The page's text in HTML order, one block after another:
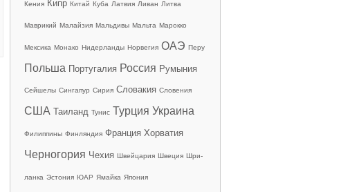
Кения Кипр Китай Куба Латвия Ливан Литва
Маврикий Малайзия Мальдивы Мальта Марокко
Мексика Монако Нидерланды Норвегия ОАЭ Перу
Польша Португалия Россия Румыния
Сейшелы Сингапур Сирия Словакия Словения
США Таиланд Тунис Турция Украина
Филиппины Финляндия Франция Хорватия
Черногория Чехия Швейцария Швеция Шри-
ланка Эстония ЮАР Ямайка Япония